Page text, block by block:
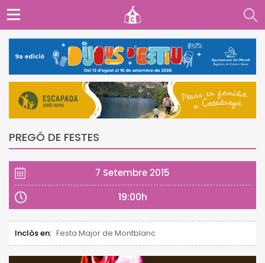
PREGÓ DE FESTES
7 Setembre 2015
19:00h
Inclòs en: Festa Major de Montblanc